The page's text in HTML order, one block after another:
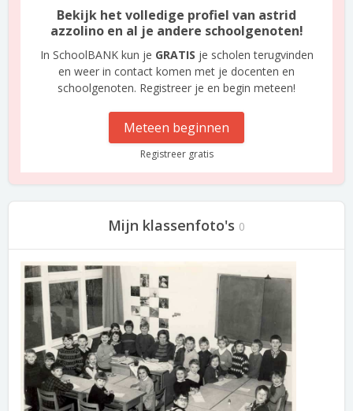
Bekijk het volledige profiel van astrid
azzolino en al je andere schoolgenoten!
In SchoolBANK kun je GRATIS je scholen terugvinden
en weer in contact komen met je docenten en
schoolgenoten. Registreer je en begin meteen!
Meteen beginnen
Registreer gratis
Mijn klassenfoto's 0